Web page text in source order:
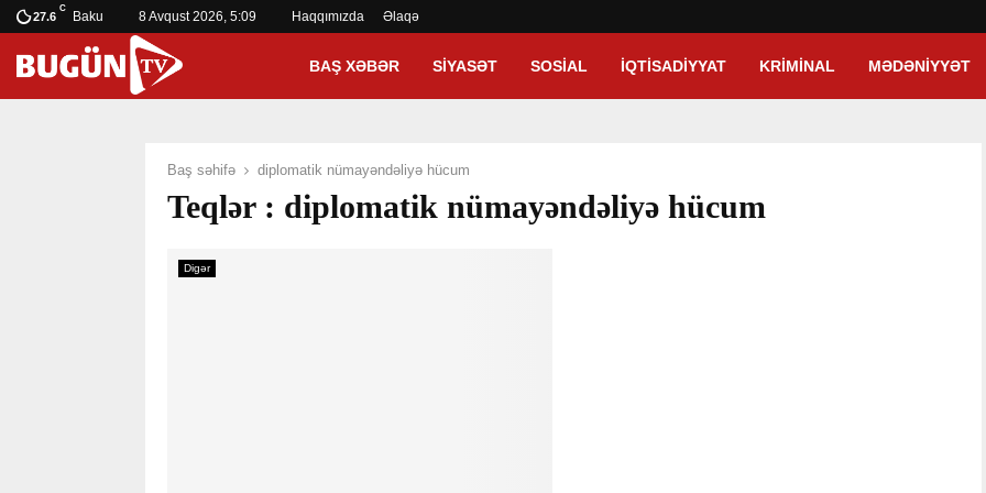
27.6
C
Baku 8 Avqust 2026, 5:09 Haqqımızda Əlaqə
BAŞ XƏBƏR SIYASƏT SOSIAL İQTISADIYYAT KRIMINAL MƏDƏNIYYƏT
Baş səhifə diplomatik nümayəndəliyə hücum
Teqlər : diplomatik nümayəndəliyə hücum
Digər